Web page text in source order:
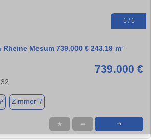
1 / 1
Mesum 739.000 € 243.19 m²
739.000 €
Zimmer 7
★ ➦ ➜